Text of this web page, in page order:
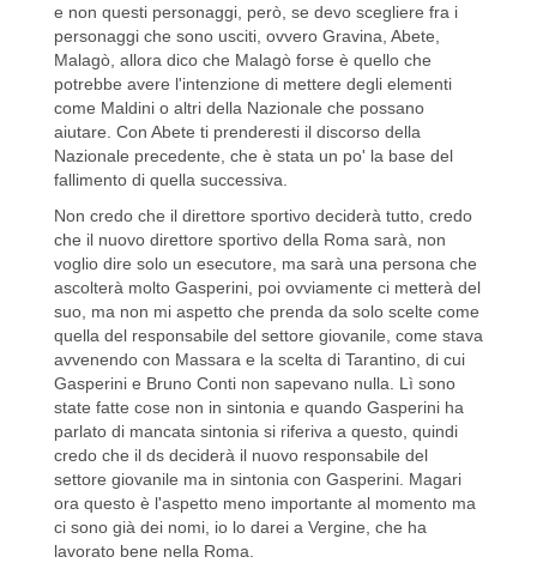
e non questi personaggi, però, se devo scegliere fra i
personaggi che sono usciti, ovvero Gravina, Abete,
Malagò, allora dico che Malagò forse è quello che
potrebbe avere l'intenzione di mettere degli elementi
come Maldini o altri della Nazionale che possano
aiutare. Con Abete ti prenderesti il discorso della
Nazionale precedente, che è stata un po' la base del
fallimento di quella successiva.
Non credo che il direttore sportivo deciderà tutto, credo
che il nuovo direttore sportivo della Roma sarà, non
voglio dire solo un esecutore, ma sarà una persona che
ascolterà molto Gasperini, poi ovviamente ci metterà del
suo, ma non mi aspetto che prenda da solo scelte come
quella del responsabile del settore giovanile, come stava
avvenendo con Massara e la scelta di Tarantino, di cui
Gasperini e Bruno Conti non sapevano nulla. Lì sono
state fatte cose non in sintonia e quando Gasperini ha
parlato di mancata sintonia si riferiva a questo, quindi
credo che il ds deciderà il nuovo responsabile del
settore giovanile ma in sintonia con Gasperini. Magari
ora questo è l'aspetto meno importante al momento ma
ci sono già dei nomi, io lo darei a Vergine, che ha
lavorato bene nella Roma.